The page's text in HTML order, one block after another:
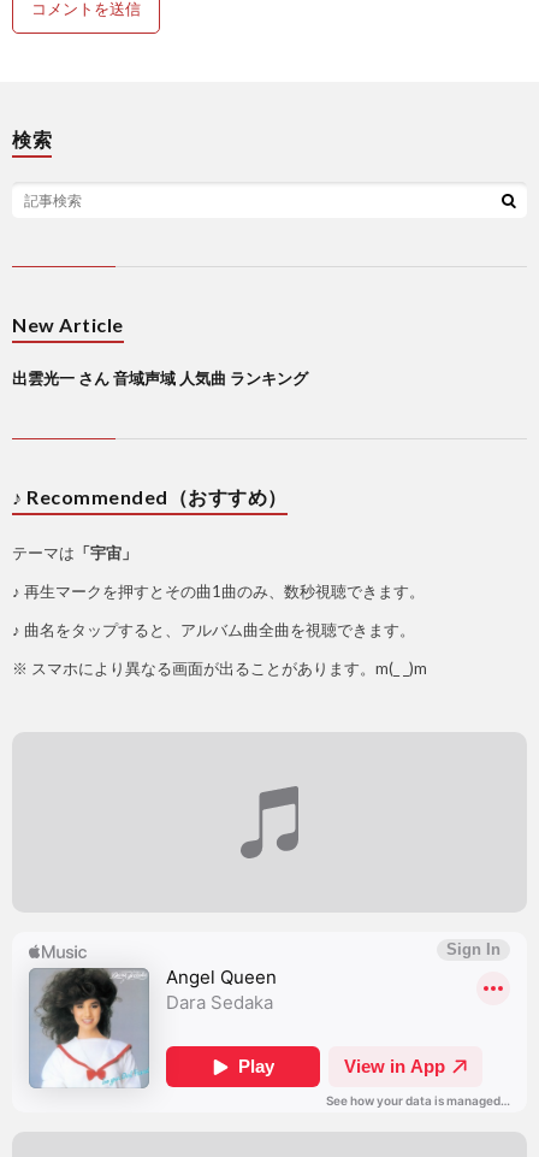
検索
New Article
出雲光一 さん 音域声域 人気曲 ランキング
♪ Recommended（おすすめ）
テーマは 「宇宙」
♪ 再生マークを押すとその曲1曲のみ、数秒視聴できます。
♪ 曲名をタップすると、アルバム曲全曲を視聴できます。
※ スマホにより異なる画面が出ることがあります。m(_ _)m